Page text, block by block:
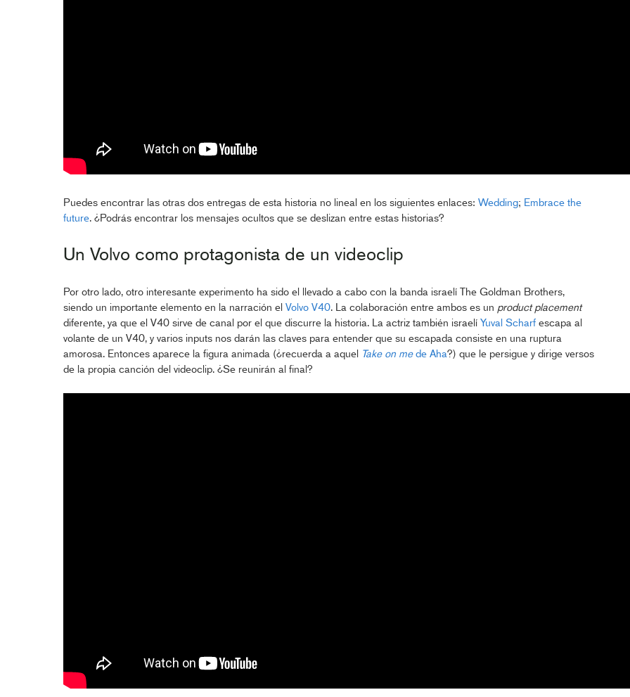
Puedes encontrar las otras dos entregas de esta historia no lineal en los siguientes enlaces: Wedding; Embrace the
future. ¿Podrás encontrar los mensajes ocultos que se deslizan entre estas historias?
Un Volvo como protagonista de un videoclip
Por otro lado, otro interesante experimento ha sido el llevado a cabo con la banda israelí The Goldman Brothers,
siendo un importante elemento en la narración el Volvo V40. La colaboración entre ambos es un product placement
diferente, ya que el V40 sirve de canal por el que discurre la historia. La actriz también israelí Yuval Scharfescapa al
volante de un V40, y varios inputs nos darán las claves para entender que su escapada consiste en una ruptura
amorosa. Entonces aparece la figura animada (¿recuerda a aquel Take on mede Aha?) que le persigue y dirige versos
de la propia canción del videoclip. ¿Se reunirán al final?